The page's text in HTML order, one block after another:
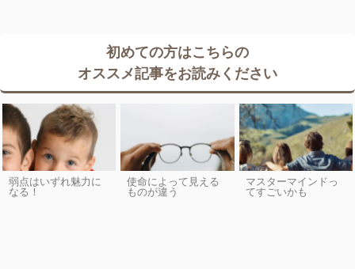
初めての方はこちらの
オススメ記事をお読みください
弱点はいずれ魅力に
なる！
使命によって見える
ものが違う
マスターマインドっ
てすごいかも